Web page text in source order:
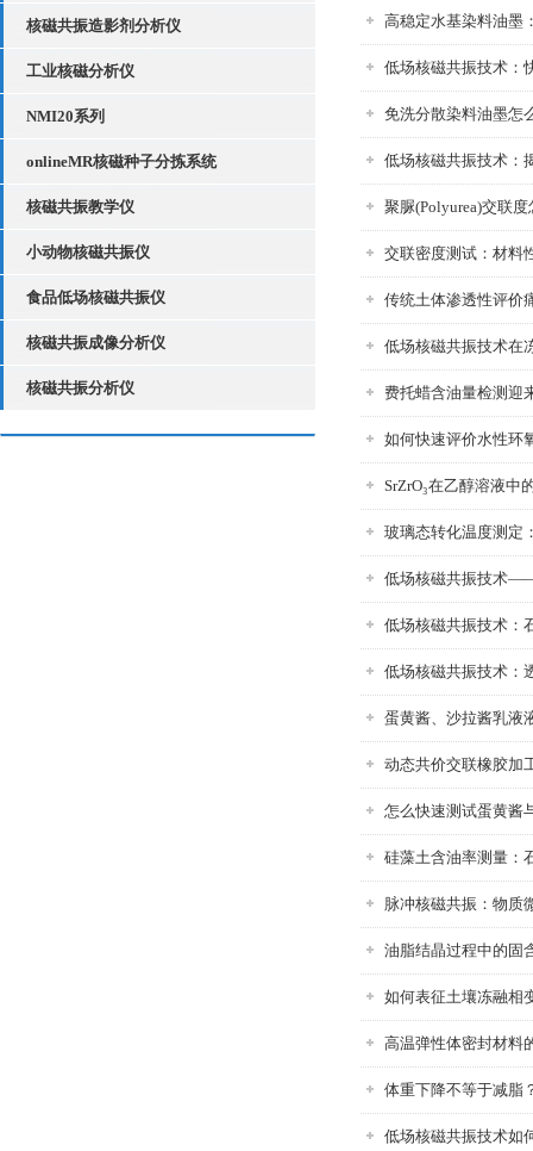
核磁共振造影剂分析仪
工业核磁分析仪
NMI20系列
onlineMR核磁种子分拣系统
核磁共振教学仪
小动物核磁共振仪
食品低场核磁共振仪
核磁共振成像分析仪
核磁共振分析仪
高稳定水基染料油墨
低场核磁共振技术：
免洗分散染料油墨怎
低场核磁共振技术：
聚脲(Polyurea)交联
交联密度测试：材料
传统土体渗透性评价
低场核磁共振技术在
费托蜡含油量检测迎
如何快速评价水性环
SrZrO₃在乙醇溶液中
玻璃态转化温度测定
低场核磁共振技术
低场核磁共振技术：
低场核磁共振技术：
蛋黄酱、沙拉酱乳液
动态共价交联橡胶加
怎么快速测试蛋黄酱
硅藻土含油率测量：
脉冲核磁共振：物质
油脂结晶过程中的固
如何表征土壤冻融相
高温弹性体密封材料
体重下降不等于减脂
低场核磁共振技术如